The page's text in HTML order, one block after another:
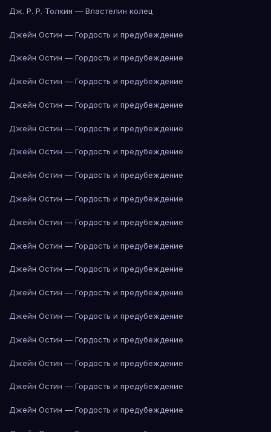
Дж. Р. Р. Толкин — Властелин колец
Джейн Остин — Гордость и предубеждение
Джейн Остин — Гордость и предубеждение
Джейн Остин — Гордость и предубеждение
Джейн Остин — Гордость и предубеждение
Джейн Остин — Гордость и предубеждение
Джейн Остин — Гордость и предубеждение
Джейн Остин — Гордость и предубеждение
Джейн Остин — Гордость и предубеждение
Джейн Остин — Гордость и предубеждение
Джейн Остин — Гордость и предубеждение
Джейн Остин — Гордость и предубеждение
Джейн Остин — Гордость и предубеждение
Джейн Остин — Гордость и предубеждение
Джейн Остин — Гордость и предубеждение
Джейн Остин — Гордость и предубеждение
Джейн Остин — Гордость и предубеждение
Джейн Остин — Гордость и предубеждение